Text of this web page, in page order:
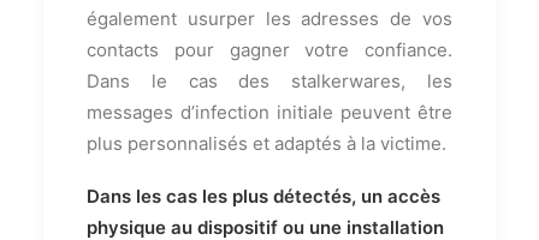
également usurper les adresses de vos
contacts pour gagner votre confiance.
Dans le cas des stalkerwares, les
messages d’infection initiale peuvent être
plus personnalisés et adaptés à la victime.
Dans les cas les plus détectés, un accès
physique au dispositif ou une installation